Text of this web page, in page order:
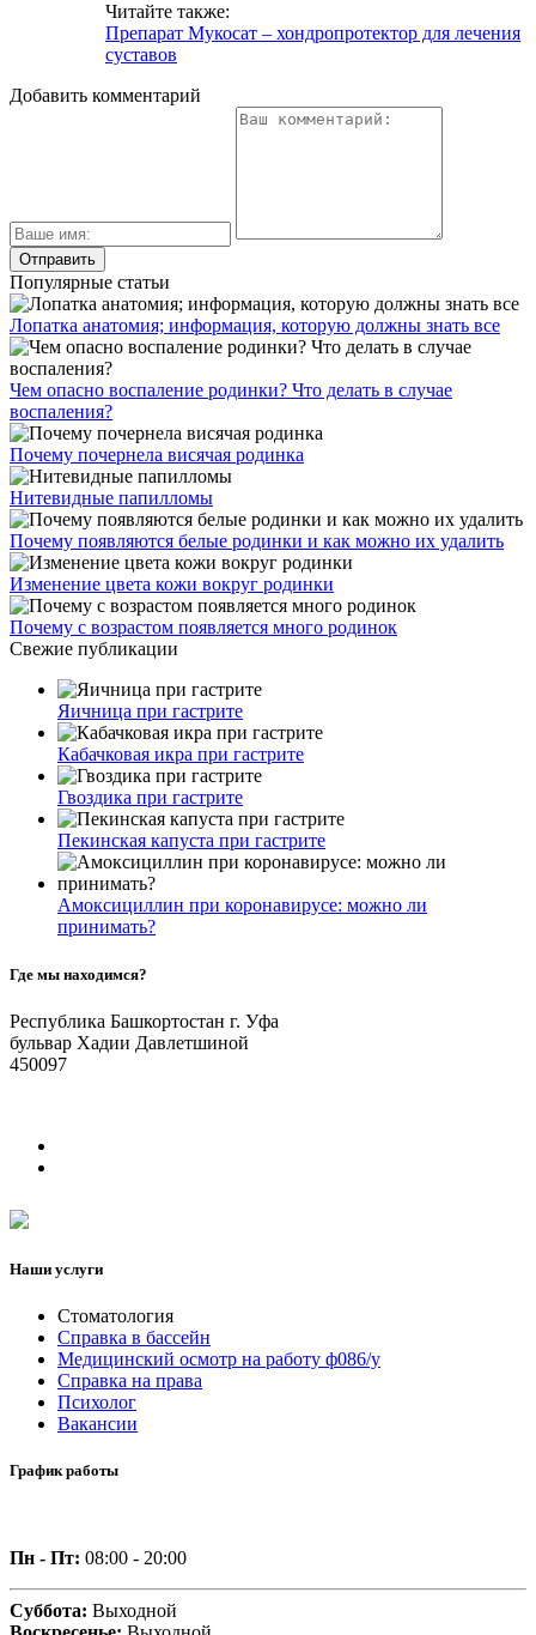
Читайте также:
Препарат Мукосат – хондропротектор для лечения
суставов
Добавить комментарий
Популярные статьи
Лопатка анатомия; информация, которую должны знать все
Чем опасно воспаление родинки? Что делать в случае
воспаления?
Почему почернела висячая родинка
Нитевидные папилломы
Почему появляются белые родинки и как можно их удалить
Изменение цвета кожи вокруг родинки
Почему с возрастом появляется много родинок
Свежие публикации
Яичница при гастрите
Кабачковая икра при гастрите
Гвоздика при гастрите
Пекинская капуста при гастрите
Амоксициллин при коронавирусе: можно ли
принимать?
Где мы находимся?
Республика Башкортостан г. Уфа
бульвар Хадии Давлетшиной
450097
Наши услуги
Стоматология
Справка в бассейн
Медицинский осмотр на работу ф086/у
Справка на права
Психолог
Вакансии
График работы
Пн - Пт: 08:00 - 20:00
Суббота: Выходной